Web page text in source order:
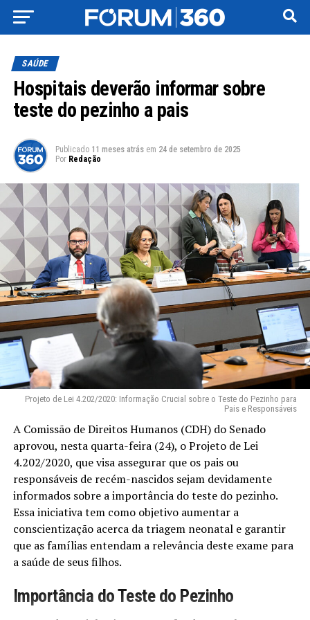
SAÚDE
Hospitais deverão informar sobre
teste do pezinho a pais
Publicado 11 meses atrás em 24 de setembro de 2025
Por Redação
Projeto de Lei 4.202/2020: Informação Crucial sobre o Teste do Pezinho para
Pais e Responsáveis
A Comissão de Direitos Humanos (CDH) do Senado
aprovou, nesta quarta-feira (24), o Projeto de Lei
4.202/2020, que visa assegurar que os pais ou
responsáveis de recém-nascidos sejam devidamente
informados sobre a importância do teste do pezinho.
Essa iniciativa tem como objetivo aumentar a
conscientização acerca da triagem neonatal e garantir
que as famílias entendam a relevância deste exame para
a saúde de seus filhos.
Importância do Teste do Pezinho